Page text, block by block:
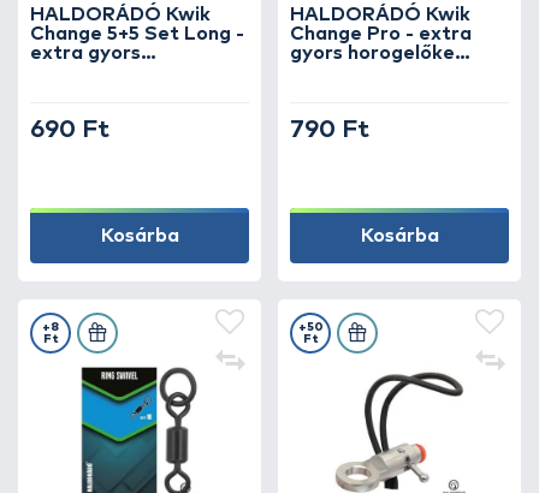
HALDORÁDÓ Kwik
Change 5+5 Set Long -
extra gyors
690 Ft
Kosárba
HALDORÁDÓ Kwik
Change Pro - extra
gyors horogelőke
790 Ft
Kosárba
+8
Ft
+50
Ft